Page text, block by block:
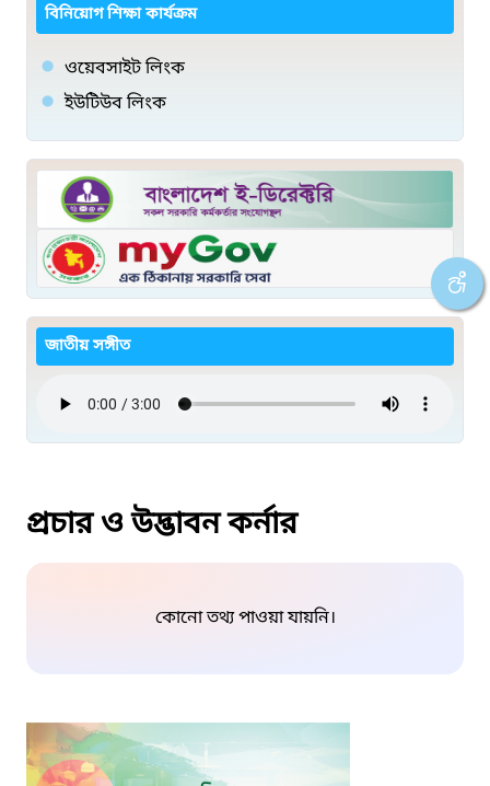
বিনিয়োগ শিক্ষা কার্যক্রম
ওয়েবসাইট লিংক
ইউটিউব লিংক
জাতীয় সঙ্গীত
প্রচার ও উদ্ভাবন কর্নার
কোনো তথ্য পাওয়া যায়নি।